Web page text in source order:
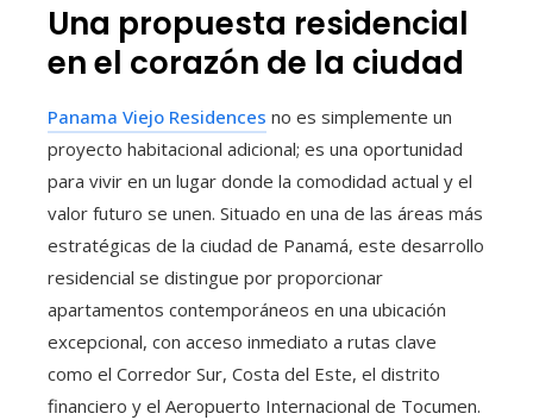
Una propuesta residencial
en el corazón de la ciudad
Panama Viejo Residences no es simplemente un
proyecto habitacional adicional; es una oportunidad
para vivir en un lugar donde la comodidad actual y el
valor futuro se unen. Situado en una de las áreas más
estratégicas de la ciudad de Panamá, este desarrollo
residencial se distingue por proporcionar
apartamentos contemporáneos en una ubicación
excepcional, con acceso inmediato a rutas clave
como el Corredor Sur, Costa del Este, el distrito
financiero y el Aeropuerto Internacional de Tocumen.